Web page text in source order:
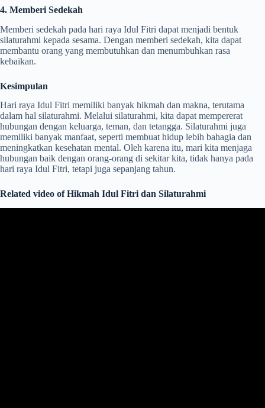
4. Memberi Sedekah
Memberi sedekah pada hari raya Idul Fitri dapat menjadi bentuk
silaturahmi kepada sesama. Dengan memberi sedekah, kita dapat
membantu orang yang membutuhkan dan menumbuhkan rasa
kebaikan.
Kesimpulan
Hari raya Idul Fitri memiliki banyak hikmah dan makna, terutama
dalam hal silaturahmi. Melalui silaturahmi, kita dapat mempererat
hubungan dengan keluarga, teman, dan tetangga. Silaturahmi juga
memiliki banyak manfaat, seperti membuat hidup lebih bahagia dan
meningkatkan kesehatan mental. Oleh karena itu, mari kita menjaga
hubungan baik dengan orang-orang di sekitar kita, tidak hanya pada
hari raya Idul Fitri, tetapi juga sepanjang tahun.
Related video of Hikmah Idul Fitri dan Silaturahmi